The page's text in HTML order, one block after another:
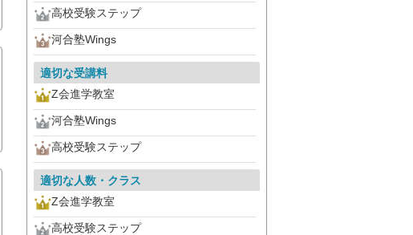
高校受験ステップ
河合塾Wings
適切な受講料
Z会進学教室
河合塾Wings
高校受験ステップ
適切な人数・クラス
Z会進学教室
高校受験ステップ